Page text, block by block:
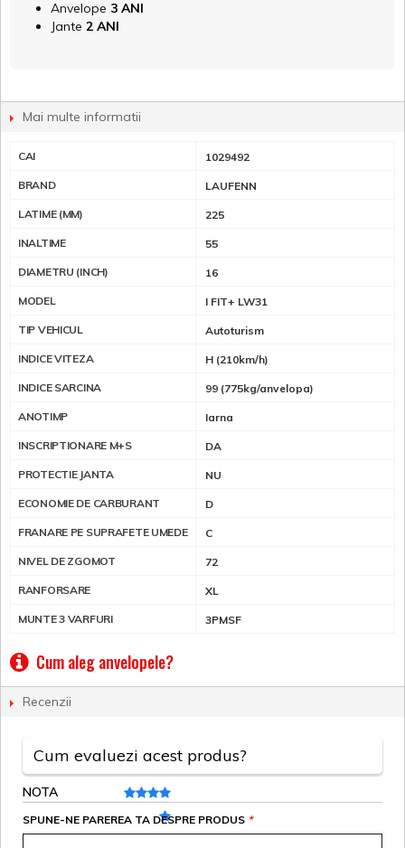
Anvelope 3 ANI
Jante 2 ANI
Mai multe informatii
CAI 1029492
BRAND LAUFENN
LATIME (MM) 225
INALTIME 55
DIAMETRU (INCH) 16
MODEL I FIT+ LW31
TIP VEHICUL Autoturism
INDICE VITEZA H (210km/h)
INDICE SARCINA 99 (775kg/anvelopa)
ANOTIMP Iarna
INSCRIPTIONARE M+S DA
PROTECTIE JANTA NU
ECONOMIE DE CARBURANT D
FRANARE PE SUPRAFETE UMEDE C
NIVEL DE ZGOMOT 72
RANFORSARE XL
MUNTE 3 VARFURI 3PMSF
Cum aleg anvelopele?
Recenzii
Cum evaluezi acest produs?
NOTA
*
SPUNE-NE PAREREA TA DESPRE PRODUS